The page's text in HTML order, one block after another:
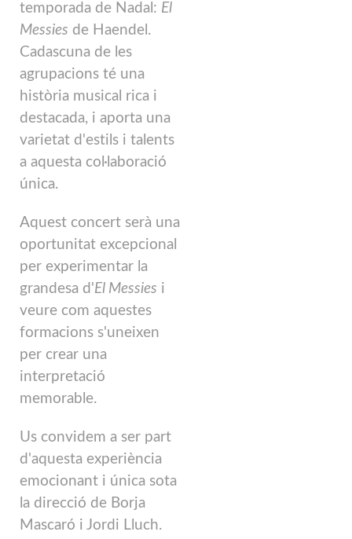
temporada de Nadal: El
Messies de Haendel.
Cadascuna de les
agrupacions té una
història musical rica i
destacada, i aporta una
varietat d'estils i talents
a aquesta col·laboració
única.
Aquest concert serà una
oportunitat excepcional
per experimentar la
grandesa d'El Messies i
veure com aquestes
formacions s'uneixen
per crear una
interpretació
memorable.
Us convidem a ser part
d'aquesta experiència
emocionant i única sota
la direcció de Borja
Mascaró i Jordi Lluch.